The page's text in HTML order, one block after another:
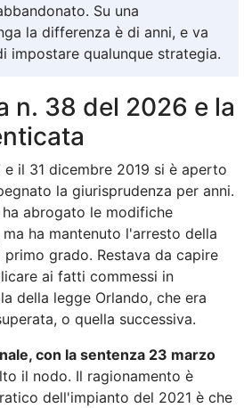
Su una
la differenza è di anni, e va
impostare qualunque strategia.
n. 38 del 2026 e la
il 31 dicembre 2019 si è aperto
la giurisprudenza per anni.
abrogato le modifiche
ha mantenuto l'arresto della
grado. Restava da capire
ai fatti commessi in
della legge Orlando, che era
o quella successiva.
con la sentenza 23 marzo
il nodo. Il ragionamento è
dell'impianto del 2021 è che